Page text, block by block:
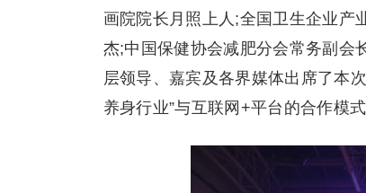
画院院长月照上人;全国卫生企业产
杰;中国保健协会减肥分会常务副会
层领导、嘉宾及各界媒体出席了本
养身行业”与互联网+平台的合作模式